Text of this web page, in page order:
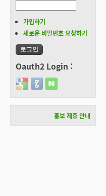
가입하기
새로운 비밀번호 요청하기
Oauth2 Login :
Login with Google
Login with GitHub
Login with Naver
홍보 제휴 안내